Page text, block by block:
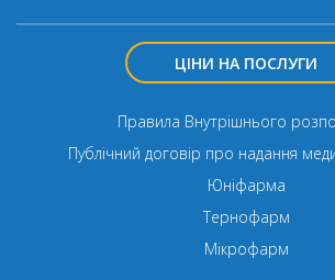
ЦІНИ НА ПОСЛУГИ
Правила Внутрішнього
Публічний договір про надання
Юніфарма
Тернофарм
Мікрофарм